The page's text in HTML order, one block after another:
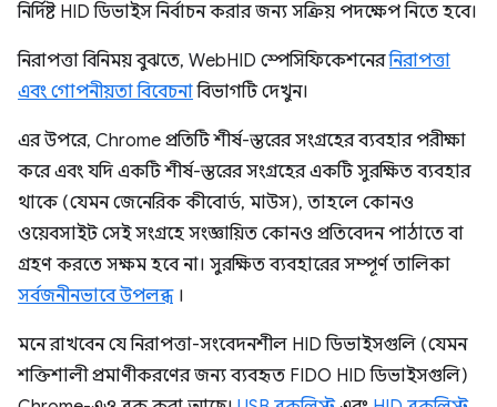
নির্দিষ্ট HID ডিভাইস নির্বাচন করার জন্য সক্রিয় পদক্ষেপ নিতে হবে।
নিরাপত্তা বিনিময় বুঝতে, WebHID স্পেসিফিকেশনেরনিরাপত্তা
এবং গোপনীয়তা বিবেচনাবিভাগটি দেখুন।
এর উপরে, Chrome প্রতিটি শীর্ষ-স্তরের সংগ্রহের ব্যবহার পরীক্ষা
করে এবং যদি একটি শীর্ষ-স্তরের সংগ্রহের একটি সুরক্ষিত ব্যবহার
থাকে (যেমন জেনেরিক কীবোর্ড, মাউস), তাহলে কোনও
ওয়েবসাইট সেই সংগ্রহে সংজ্ঞায়িত কোনও প্রতিবেদন পাঠাতে বা
গ্রহণ করতে সক্ষম হবে না। সুরক্ষিত ব্যবহারের সম্পূর্ণ তালিকা
সর্বজনীনভাবে উপলব্ধ।
মনে রাখবেন যে নিরাপত্তা-সংবেদনশীল HID ডিভাইসগুলি (যেমন
শক্তিশালী প্রমাণীকরণের জন্য ব্যবহৃত FIDO HID ডিভাইসগুলি)